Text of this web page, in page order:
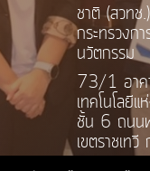
ชาติ (สวทช.)
กระทรวงก
นวัตกรรม
73/1 อาค
เทคโนโลยี
ชั้น 6 ถนน
เขตราชเ